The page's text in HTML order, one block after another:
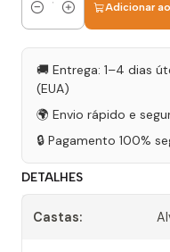
Quantidade
Adicionar
🚚 Entrega: 1–4 dias
(EUA)
🌍 Envio rápido e
🔒 Pagamento 100%
DETALHES
Castas: